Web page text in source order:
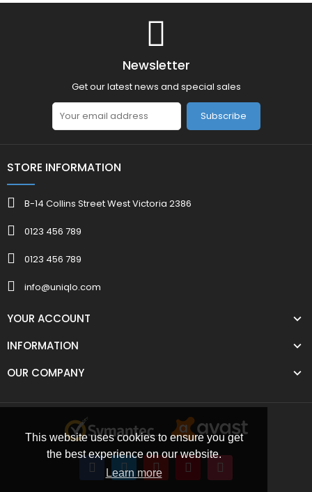
This website uses cookies to ensure you get
the best experience on our website.
Learn more
Newsletter
Get our latest news and special sales
Subscribe
STORE INFORMATION
B-14 Collins Street West Victoria 2386
0123 456 789
0123 456 789
info@uniqlo.com
YOUR ACCOUNT
INFORMATION
OUR COMPANY